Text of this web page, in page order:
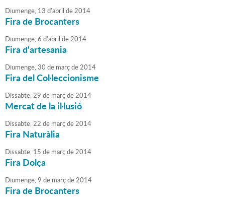
Diumenge, 13 d'abril de2014
Fira de Brocanters
Diumenge,6 d'abril de2014
Fira d'artesania
Diumenge,30 de marçde2014
Fira del Col·leccionisme
Dissabte,29 de marçde2014
Mercat de la il·lusió
Dissabte,22 de marçde2014
Fira Naturàlia
Dissabte, 15 de marçde2014
Fira Dolça
Diumenge,9 de marçde2014
Fira de Brocanters